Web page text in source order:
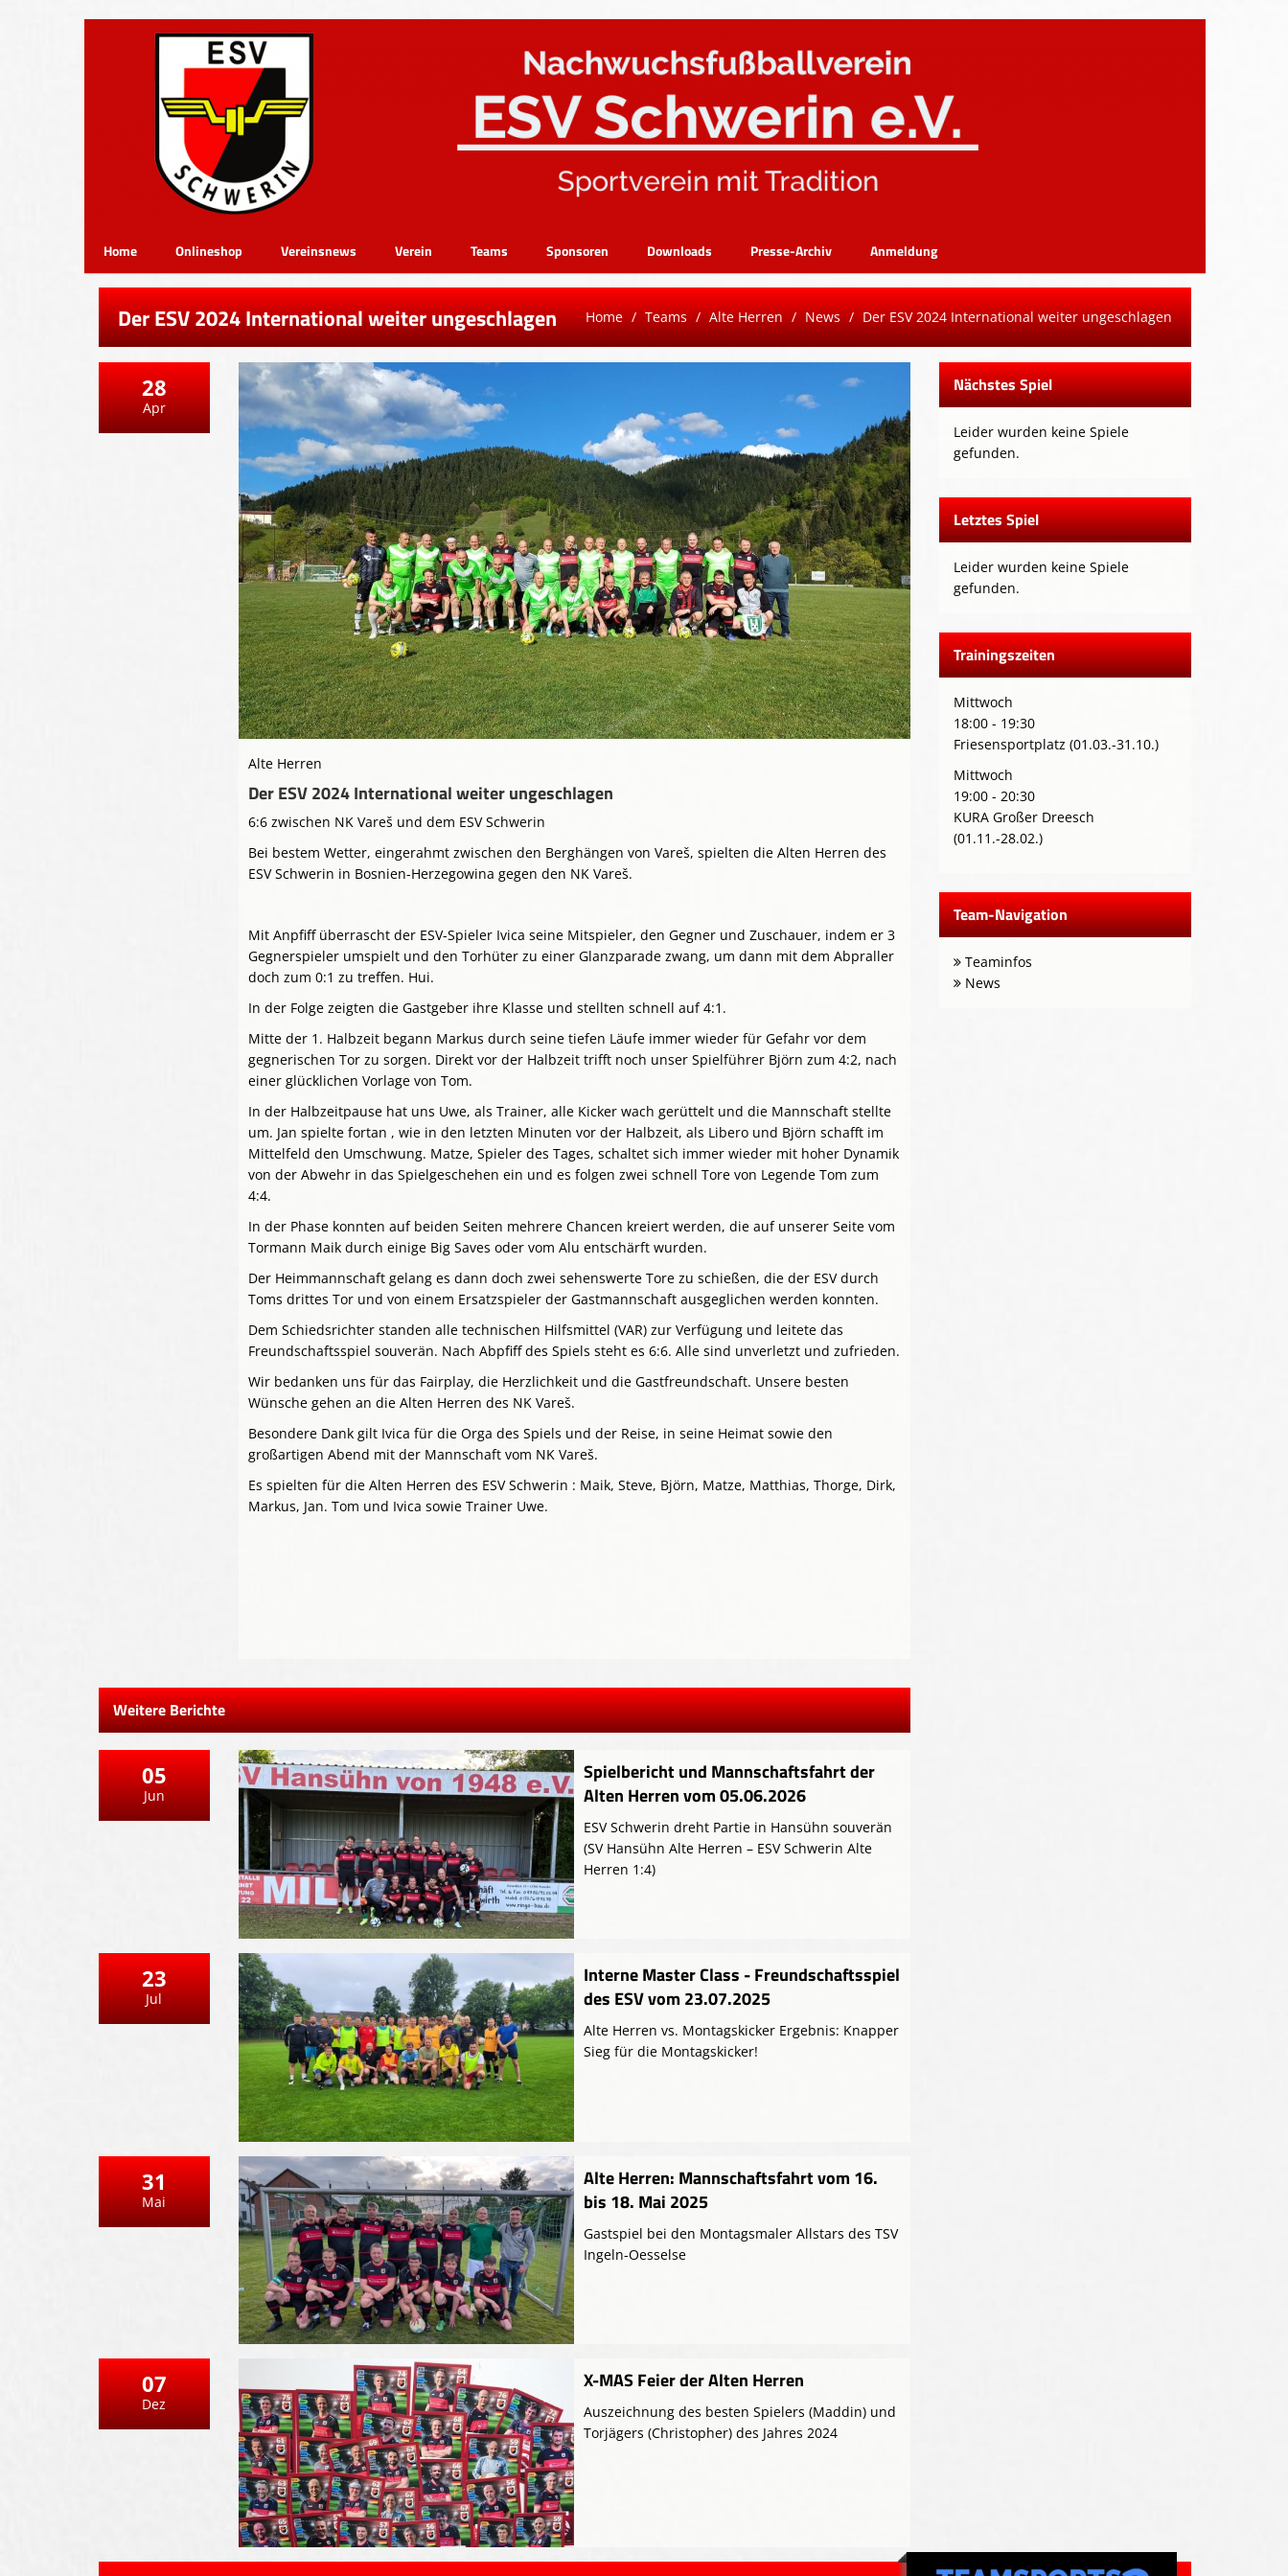
Home Onlineshop Vereinsnews Verein Teams Sponsoren Downloads Presse-Archiv Anmeldung
Der ESV 2024 International weiter ungeschlagen Home Teams Alte Herren News Der ESV 2024 International weiter ungeschlagen
28
Apr
Alte Herren
Der ESV 2024 International weiter ungeschlagen
6:6 zwischen NK Vareš und dem ESV Schwerin
Bei bestem Wetter, eingerahmt zwischen den Berghängen von Vareš, spielten die Alten Herren des
ESV Schwerin in Bosnien-Herzegowina gegen den NK Vareš.
Mit Anpfiff überrascht der ESV-Spieler Ivica seine Mitspieler, den Gegner und Zuschauer, indem er 3
Gegnerspieler umspielt und den Torhüter zu einer Glanzparade zwang, um dann mit dem Abpraller
doch zum 0:1 zu treffen. Hui.
In der Folge zeigten die Gastgeber ihre Klasse und stellten schnell auf 4:1.
Mitte der 1. Halbzeit begann Markus durch seine tiefen Läufe immer wieder für Gefahr vor dem
gegnerischen Tor zu sorgen. Direkt vor der Halbzeit trifft noch unser Spielführer Björn zum 4:2, nach
einer glücklichen Vorlage von Tom.
In der Halbzeitpause hat uns Uwe, als Trainer, alle Kicker wach gerüttelt und die Mannschaft stellte
um. Jan spielte fortan , wie in den letzten Minuten vor der Halbzeit, als Libero und Björn schafft im
Mittelfeld den Umschwung. Matze, Spieler des Tages, schaltet sich immer wieder mit hoher Dynamik
von der Abwehr in das Spielgeschehen ein und es folgen zwei schnell Tore von Legende Tom zum
4:4.
In der Phase konnten auf beiden Seiten mehrere Chancen kreiert werden, die auf unserer Seite vom
Tormann Maik durch einige Big Saves oder vom Alu entschärft wurden.
Der Heimmannschaft gelang es dann doch zwei sehenswerte Tore zu schießen, die der ESV durch
Toms drittes Tor und von einem Ersatzspieler der Gastmannschaft ausgeglichen werden konnten.
Dem Schiedsrichter standen alle technischen Hilfsmittel (VAR) zur Verfügung und leitete das
Freundschaftsspiel souverän. Nach Abpfiff des Spiels steht es 6:6. Alle sind unverletzt und zufrieden.
Wir bedanken uns für das Fairplay, die Herzlichkeit und die Gastfreundschaft. Unsere besten
Wünsche gehen an die Alten Herren des NK Vareš.
Besondere Dank gilt Ivica für die Orga des Spiels und der Reise, in seine Heimat sowie den
großartigen Abend mit der Mannschaft vom NK Vareš.
Es spielten für die Alten Herren des ESV Schwerin : Maik, Steve, Björn, Matze, Matthias, Thorge, Dirk,
Markus, Jan. Tom und Ivica sowie Trainer Uwe.
Weitere Berichte
05
Jun
Spielbericht und Mannschaftsfahrt der
Alten Herren vom 05.06.2026
ESV Schwerin dreht Partie in Hansühn souverän
(SV Hansühn Alte Herren – ESV Schwerin Alte
Herren 1:4)
23
Jul
Interne Master Class - Freundschaftsspiel
des ESV vom 23.07.2025
Alte Herren vs. Montagskicker Ergebnis: Knapper
Sieg für die Montagskicker!
31
Mai
Alte Herren: Mannschaftsfahrt vom 16.
bis 18. Mai 2025
Gastspiel bei den Montagsmaler Allstars des TSV
Ingeln-Oesselse
07
Dez
X-MAS Feier der Alten Herren
Auszeichnung des besten Spielers (Maddin) und
Torjägers (Christopher) des Jahres 2024
Nächstes Spiel
Leider wurden keine Spiele
gefunden.
Letztes Spiel
Leider wurden keine Spiele
gefunden.
Trainingszeiten
Mittwoch
18:00 - 19:30
Friesensportplatz (01.03.-31.10.)
Mittwoch
19:00 - 20:30
KURA Großer Dreesch
(01.11.-28.02.)
Team-Navigation
Teaminfos
News